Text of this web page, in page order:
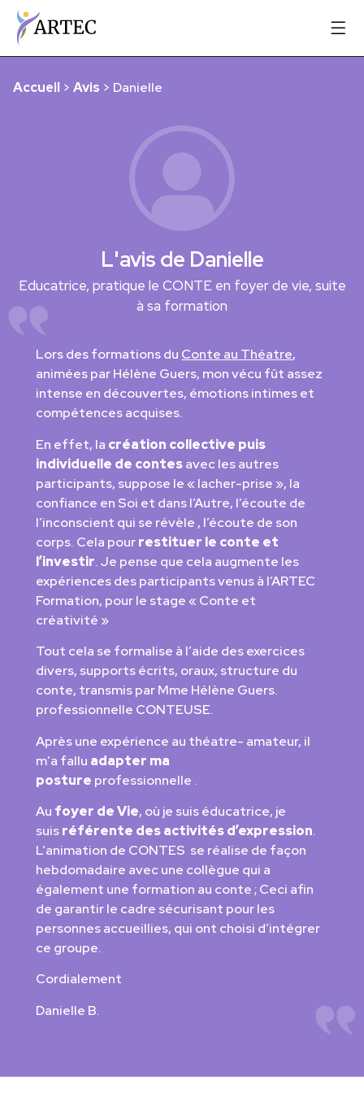
Accueil >Avis > Danielle
L'avis de Danielle
Educatrice, pratique le CONTE en foyer de vie, suite
à sa formation
Lors des formations du Conte au Théatre,
animées par Hélène Guers, mon vécu fût assez
intense en découvertes, émotions intimes et
compétences acquises.
En effet, la création collective puis
individuelle de contesavec les autres
participants, suppose le « lacher-prise », la
confiance en Soi et dans l’Autre, l’écoute de
l’inconscient qui se révèle , l’écoute de son
corps. Cela pourrestituer le conte et
l’investir. Je pense que cela augmente les
expériences des participants venus à l’ARTEC
Formation, pour le stage « Conte et
créativité »
Tout cela se formalise à l’aide des exercices
divers, supports écrits, oraux, structure du
conte, transmis par Mme Hélène Guers.
professionnelle CONTEUSE.
Après une expérience au théatre- amateur, il
m’a fallu adapter ma
posture professionnelle .
Au foyer de Vie, où je suis éducatrice, je
suisréférente des activités d’expression.
L’animation de CONTES se réalise de façon
hebdomadaire avec une collègue qui a
également une formation au conte ; Ceci afin
de garantir le cadre sécurisant pour les
personnes accueillies, qui ont choisi d’intégrer
ce groupe.
Cordialement
Danielle B.